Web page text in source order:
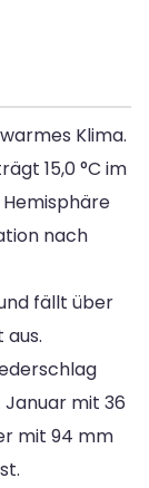
Klima.
15,0 °C im
nach
fällt über
mit 36
mit 94 mm